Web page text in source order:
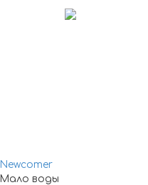
Newcomer
Мало воды